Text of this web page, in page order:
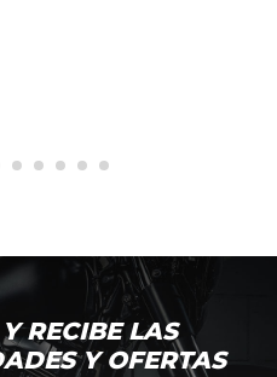
RECIBE LAS
Y OFERTAS